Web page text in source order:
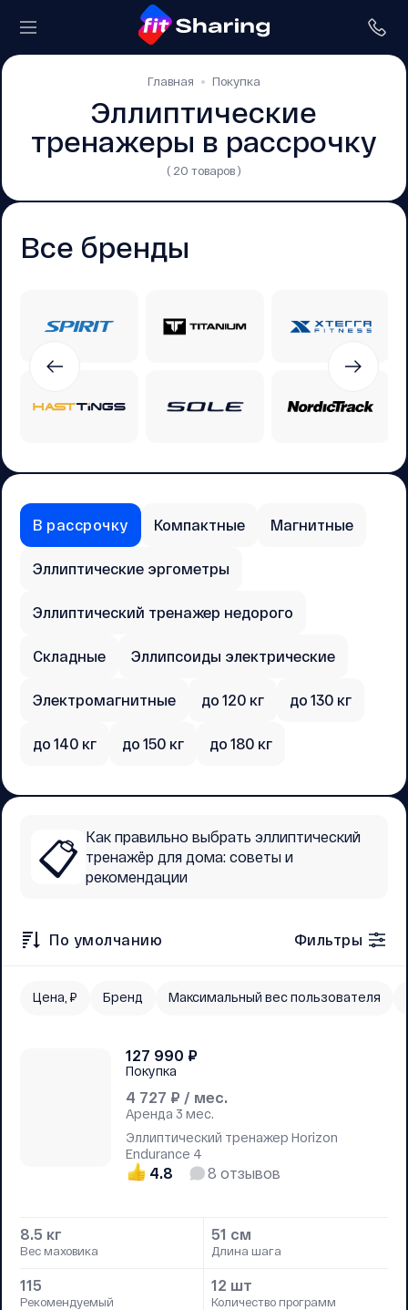
Главная Покупка
Эллиптические
тренажеры в рассрочку
( 20 товаров )
Все бренды
В рассрочку Компактные Магнитные
Эллиптические эргометры
Эллиптический тренажер недорого
Складные Эллипсоиды электрические
Электромагнитные до 120 кг до 130 кг
до 140 кг до 150 кг до 180 кг
📋 Как правильно выбрать эллиптический
тренажёр для дома: советы и
рекомендации
По умолчанию Фильтры
Цена, ₽ Бренд Максимальный вес пользователя
4 727 ₽ / мес.
Аренда 3 мес.
127 990 ₽
Покупка
Эллиптический тренажер Horizon
Endurance 4
4.8 8 отзывов
8.5 кг
Вес маховика
51 см
Длина шага
115
Рекомендуемый
12 шт
Количество программ